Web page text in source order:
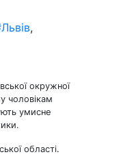
,
окружної
чоловікам
умисне
області.